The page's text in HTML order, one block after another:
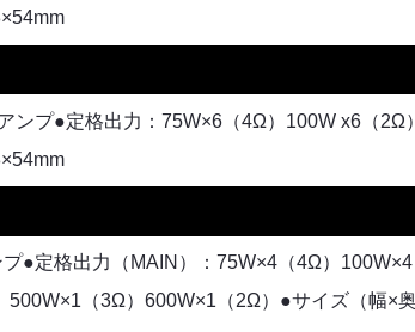
ンプ●定格出力：75W×6（4Ω）100W x6（2Ω
●定格出力（MAIN）：75W×4（4Ω）
（3Ω）600W×1（2Ω）●サイズ（幅×奥